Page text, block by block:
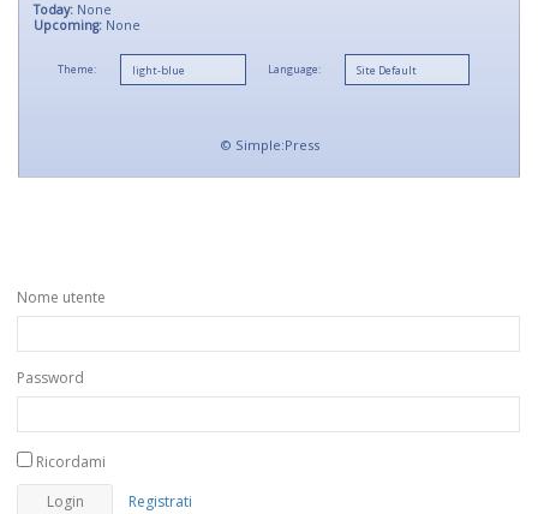
Today: None
Upcoming: None
Theme: Language:
© Simple:Press
Nome utente
Password
Ricordami
Registrati